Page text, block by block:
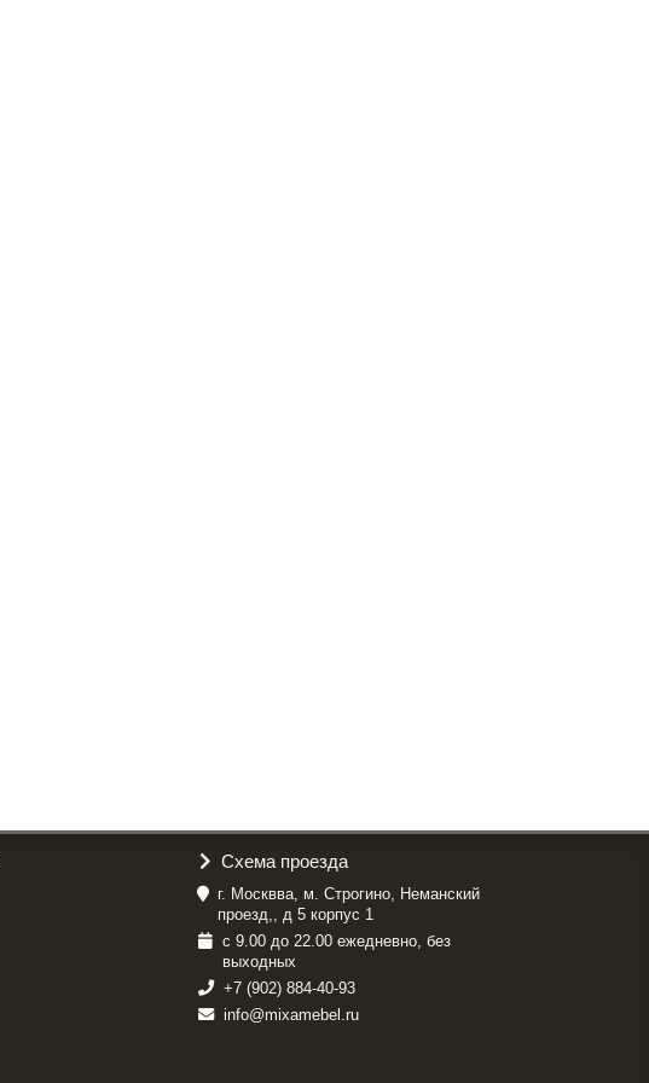
Схема проезда
г. Москвва, м. Строгино, Неманский
проезд,, д 5 корпус 1
с 9.00 до 22.00 ежедневно, без
выходных
+7 (902) 884-40-93
info@mixamebel.ru